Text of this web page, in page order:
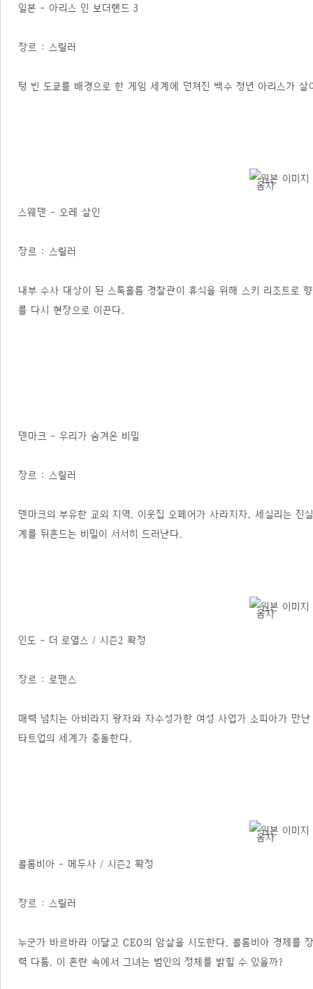
일본 - 아리스 인 보더랜드 3
장르 : 스릴러
텅 빈 도쿄를 배경으로 한 게임 세계에 던져진 백수 청년 아리스가
스웨덴 - 오레 살인
장르 : 스릴러
내부 수사 대상이 된 스톡홀름 경찰관이 휴식을 위해 스키 리조트로
를 다시 현장으로 이끈다.
덴마크 - 우리가 숨겨온 비밀
장르 : 스릴러
덴마크의 부유한 교외 지역. 이웃집 오페어가 사라지자, 세실리는 진
계를 뒤흔드는 비밀이 서서히 드러난다.
인도 - 더 로열스 / 시즌2 확정
장르 : 로맨스
매력 넘치는 아비라지 왕자와 자수성가한 여성 사업가 소피아가 만
타트업의 세계가 충돌한다.
콜롬비아 - 메두사 / 시즌2 확정
장르 : 스릴러
누군가 바르바라 이달고 CEO의 암살을 시도한다. 콜롬비아 경제를
력 다툼. 이 혼란 속에서 그녀는 범인의 정체를 밝힐 수 있을까?